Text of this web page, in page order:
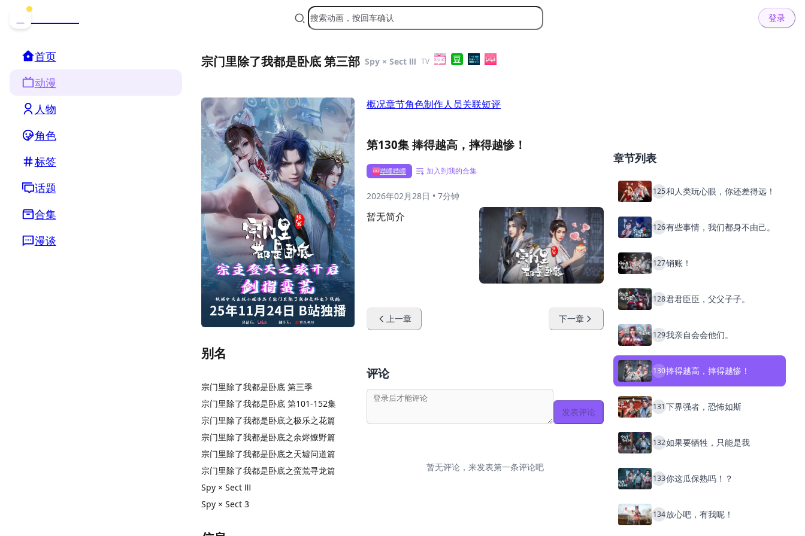
登录
首页
动漫
人物
角色
标签
话题
合集
漫谈
宗门里除了我都是卧底 第三部 Spy × Sect Ⅲ TV
别名
宗门里除了我都是卧底 第三季
宗门里除了我都是卧底 第101-152集
宗门里除了我都是卧底之极乐之花篇
宗门里除了我都是卧底之余烬燎野篇
宗门里除了我都是卧底之天墟问道篇
宗门里除了我都是卧底之蛮荒寻龙篇
Spy × Sect Ⅲ
Spy × Sect 3
概况章节角色制作人员关联短评
第130集 捧得越高，摔得越惨！
哔哩哔哩 加入到我的合集
2026年02月28日 • 7分钟
暂无简介
上一章 下一章
评论
发表评论
暂无评论，来发表第一条评论吧
章节列表
125和人类玩心眼，你还差得远！
126有些事情，我们都身不由己。
127销账！
128君君臣臣，父父子子。
129我亲自会会他们。
130捧得越高，摔得越惨！
131下界强者，恐怖如斯
132如果要牺牲，只能是我
133你这瓜保熟吗！？
134放心吧，有我呢！